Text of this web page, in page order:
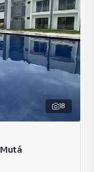
18